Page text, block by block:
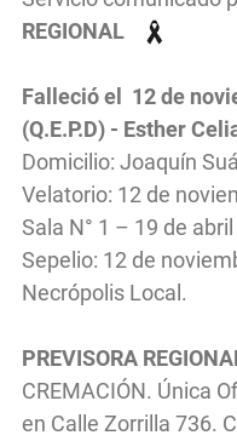
REGIONAL
Falleció el 12 de
(Q.E.P.D) - Esther
Domicilio: Joaquín
Velatorio: 12 de
Sala N° 1 – 19 de
Sepelio: 12 de
Necrópolis Local.
PREVISORA
CREMACIÓN. Única
en Calle Zorrilla 736.